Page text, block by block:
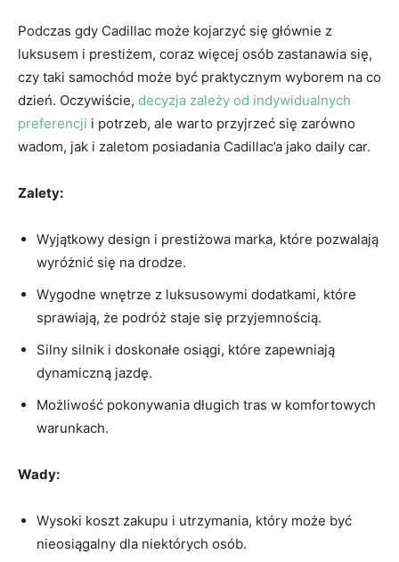
Podczas gdy Cadillac może kojarzyć się ⁤głównie z
luksusem i prestiżem, coraz więcej osób zastanawia się,
czy taki​ samochód może być praktycznym wyborem na co
dzień. Oczywiście, decyzja zależy od indywidualnych
preferencji i potrzeb, ⁤ale warto przyjrzeć się zarówno
wadom, jak ⁤i zaletom posiadania​ Cadillac’a jako daily car.
Zalety:
Wyjątkowy design i⁢ prestiżowa marka, które‍ pozwalają
wyróżnić się‌ na drodze.
Wygodne wnętrze⁤ z luksusowymi dodatkami, które
sprawiają, że podróż staje się przyjemnością.
Silny silnik i doskonałe⁢ osiągi, które zapewniają‌
dynamiczną jazdę.
Możliwość pokonywania długich tras ⁤w komfortowych
warunkach.
Wady:
Wysoki koszt zakupu i utrzymania, który może być
nieosiągalny dla niektórych ‍osób.